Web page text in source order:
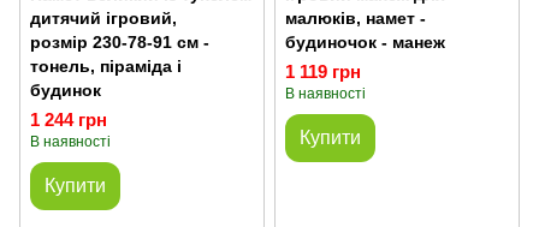
дитячий ігровий,
розмір 230-78-91 см -
тонель, піраміда і
будинок
1 244 грн
В наявності
Купити
малюків, намет -
будиночок - манеж
1 119 грн
В наявності
Купити